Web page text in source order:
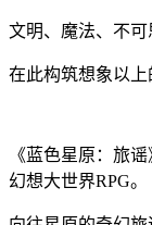
文明、魔法、不可
在此构筑想象以上
《蓝色星原：旅
幻想大世界RPG。